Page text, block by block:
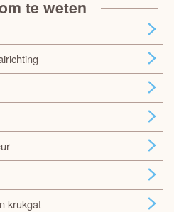
te weten
krukgat